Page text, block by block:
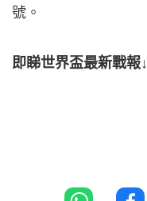
號。
即睇世界盃最新戰報↓